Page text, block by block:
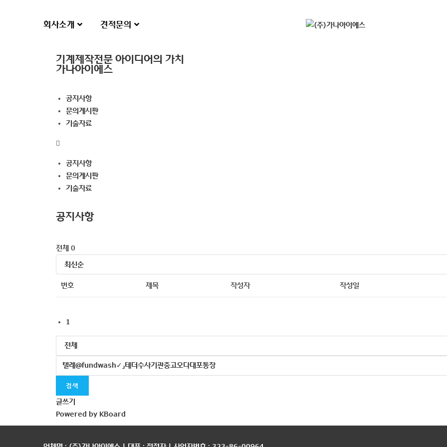
회사소개 견적문의
기계제작전문 아이디어의 가치
가나아이에스
공지사항
문의게시판
기술자료
공지사항
문의게시판
기술자료
공지사항
전체 0
번호 제목 작성자 작성일
1
검색
글쓰기
Powered by KBoard